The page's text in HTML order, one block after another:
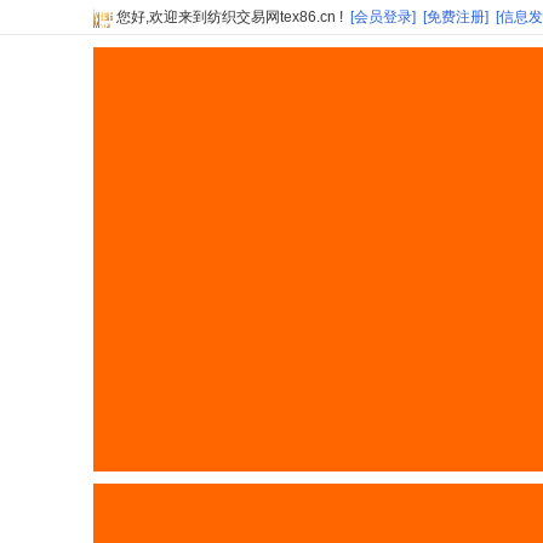
您好,欢迎来到纺织交易网tex86.cn ! [会员登录] [免费注册] [信息